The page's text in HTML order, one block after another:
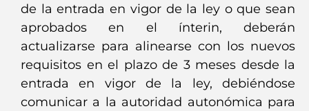
de la entrada en vigor de la ley o que sean
aprobados en el ínterin, deberán
actualizarse para alinearse con los nuevos
requisitos en el plazo de 3 meses desde la
entrada en vigor de la ley, debiéndose
comunicar a la autoridad autonómica para